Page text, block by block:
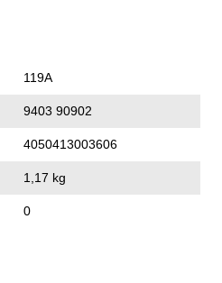
119A
9403 90902
4050413003606
1,17 kg
0